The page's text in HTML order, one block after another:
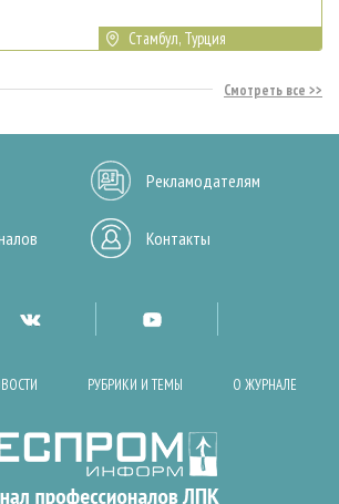
Стамбул, Турция
Смотреть все
Рекламодателям
Контакты
РУБРИКИ И ТЕМЫ О ЖУРНАЛЕ